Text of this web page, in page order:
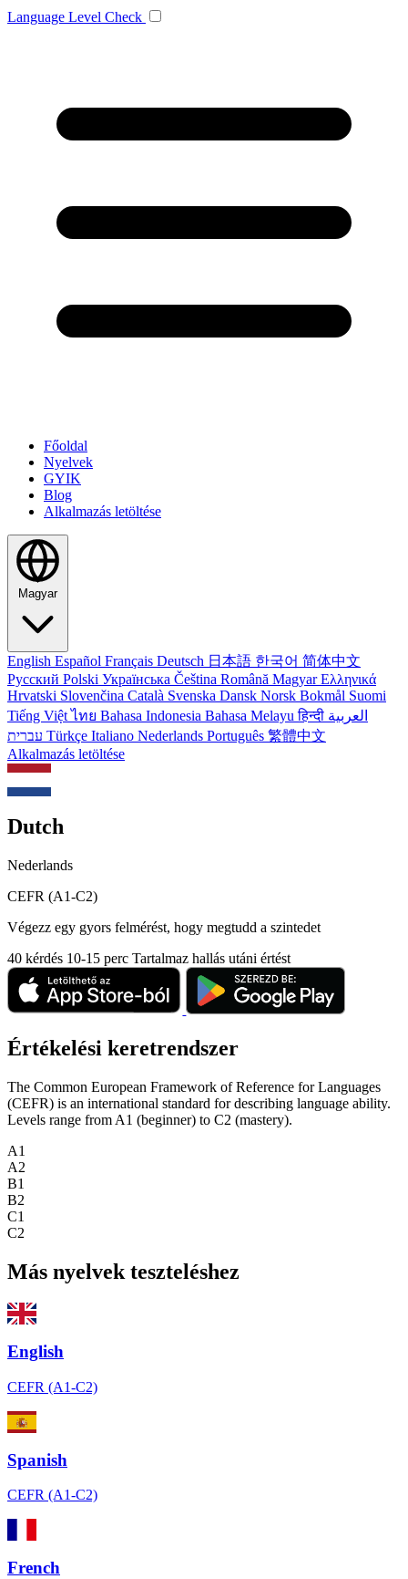
Language Level Check
Főoldal
Nyelvek
GYIK
Blog
Alkalmazás letöltése
Magyar
English Español Français Deutsch 日本語 한국어 简体中文
Русский Polski Українська Čeština Română MagyarΕλληνικά
Hrvatski Slovenčina Català Svenska Dansk Norsk Bokmål Suomi
Tiếng Việtไทย Bahasa Indonesia Bahasa Melayuहिन्दी العربية
Türkçe Italiano Nederlands Português 繁體中文
Alkalmazás letöltése
Dutch
Nederlands
CEFR (A1-C2)
Végezz egy gyors felmérést, hogy megtudd a szintedet
40 kérdés 10-15 perc Tartalmaz hallás utáni értést
Értékelési keretrendszer
The Common European Framework of Reference for Languages
(CEFR) is an international standard for describing language ability.
Levels range from A1 (beginner) to C2 (mastery).
A1
A2
B1
B2
C1
C2
Más nyelvek teszteléshez
English
CEFR (A1-C2)
Spanish
CEFR (A1-C2)
French